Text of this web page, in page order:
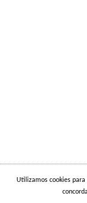
Utilizamos cookies